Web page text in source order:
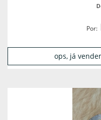
Por:
ops, já